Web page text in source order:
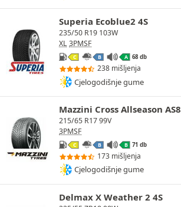
Superia Ecoblue2 4S
235/50 R19 103W
XL 3PMSF
C B A 68 db
238 mišljenja
Cjelogodišnje gume
Mazzini Cross Allseason AS8
215/65 R17 99V
3PMSF
C B B 71 db
173 mišljenja
Cjelogodišnje gume
Delmax X Weather 2 4S